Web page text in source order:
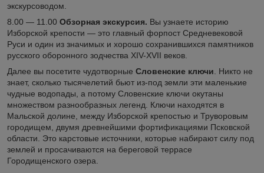
экскурсоводом.
8.00 — 11.00 Обзорная экскурсия. Вы узнаете историю
Изборской крепости — это главный форпост Средневековой
Руси и один из значимых и хорошо сохранившихся памятников
русского оборонного зодчества XIV-XVII веков.
Далее вы посетите чудотворные Словенские ключи . Никто не
знает, сколько тысячелетий бьют из-под земли эти маленькие
чудные водопады, а потому Словенские ключи окутаны
множеством разнообразных легенд. Ключи находятся в
Мальской долине, между Изборской крепостью и Труворовым
городищем, двумя древнейшими фортификациями Псковской
области. Это карстовые источники, которые набирают силу под
землей и просачиваются на береговой террасе
Городищенского озера.